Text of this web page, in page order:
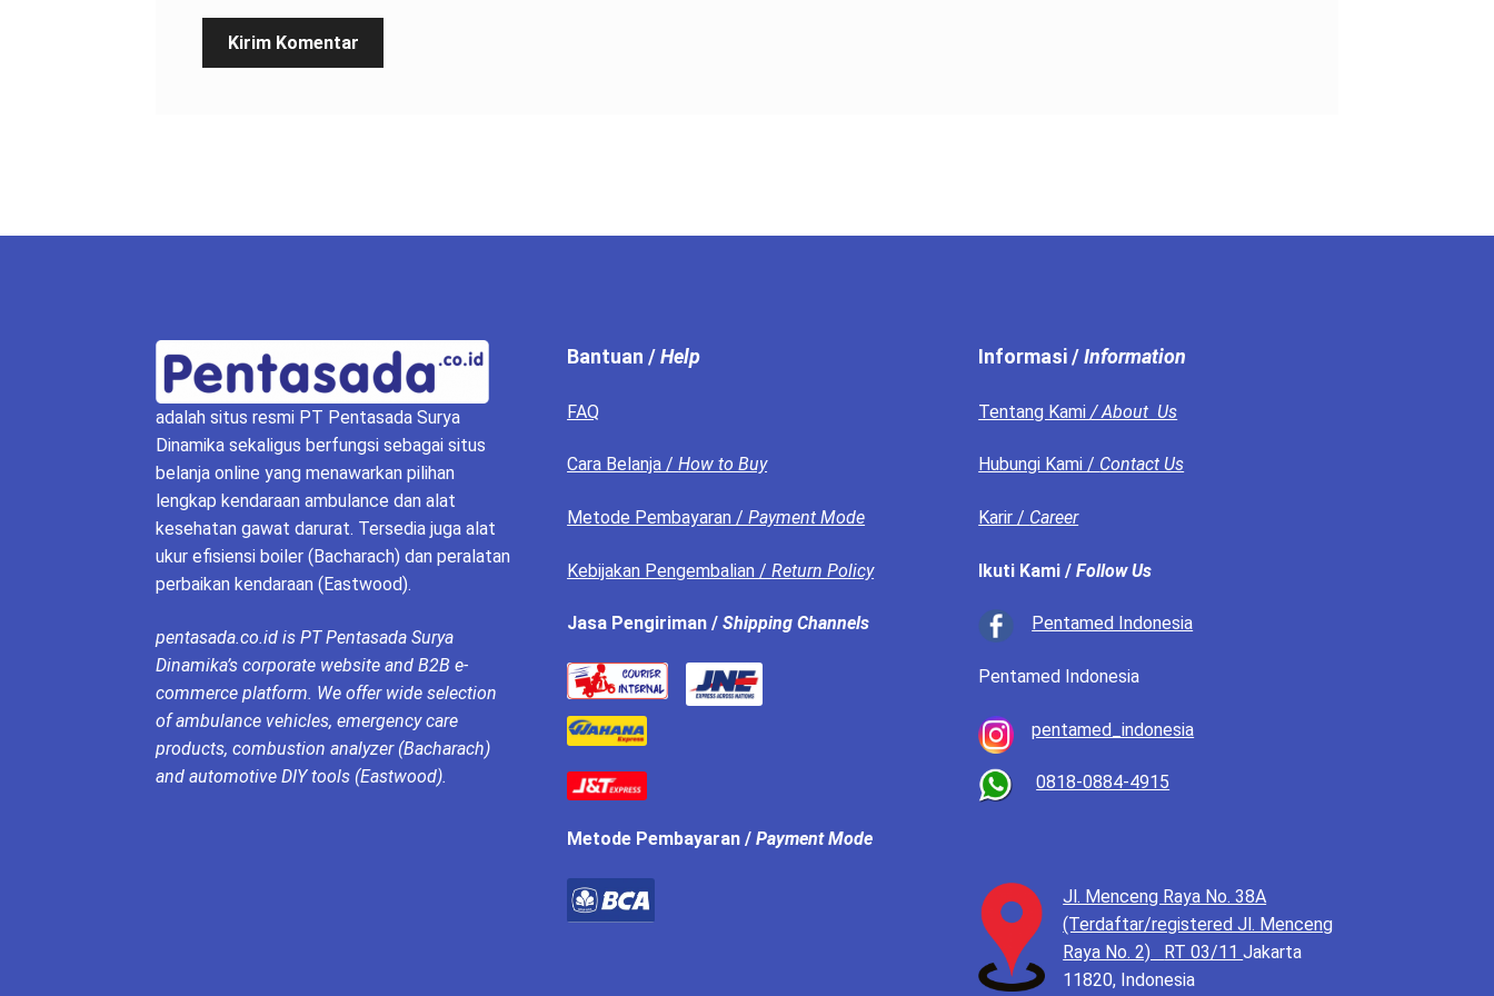
adalah situs resmi PT Pentasada Surya
Dinamika sekaligus berfungsi sebagai situs
belanja online yang menawarkan pilihan
lengkap kendaraan ambulance dan alat
kesehatan gawat darurat. Tersedia juga alat
ukur efisiensi boiler (Bacharach) dan peralatan
perbaikan kendaraan (Eastwood).
pentasada.co.id is PT Pentasada Surya
Dinamika’s corporate website and B2B e-
commerce platform. We offer wide selection
of ambulance vehicles, emergency care
products, combustion analyzer (Bacharach)
and automotive DIY tools (Eastwood).
Bantuan /Help
FAQ
Cara Belanja /How to Buy
Metode Pembayaran /Payment Mode
Kebijakan Pengembalian /Return Policy
Jasa Pengiriman /Shipping Channels
Metode Pembayaran /Payment Mode
Informasi /Information
Tentang Kami/ About Us
Hubungi Kami / Contact Us
Karir / Career
Ikuti Kami /Follow Us
Pentamed Indonesia
Pentamed Indonesia
pentamed_indonesia
0818-0884-4915
Jl. Menceng Raya No. 38A
(Terdaftar/registered Jl. Menceng
Raya No. 2) RT 03/11Jakarta
11820, Indonesia